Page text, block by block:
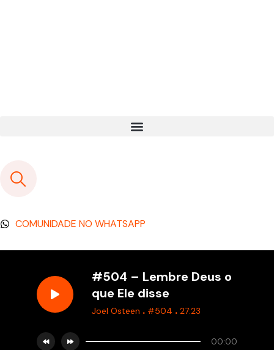
COMUNIDADE NO WHATSAPP
#504 – Lembre Deus o
que Ele disse
Joel Osteen . #504 . 27:23
00:00